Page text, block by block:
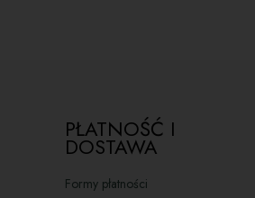
PŁATNOŚĆ I
DOSTAWA
Formy płatności